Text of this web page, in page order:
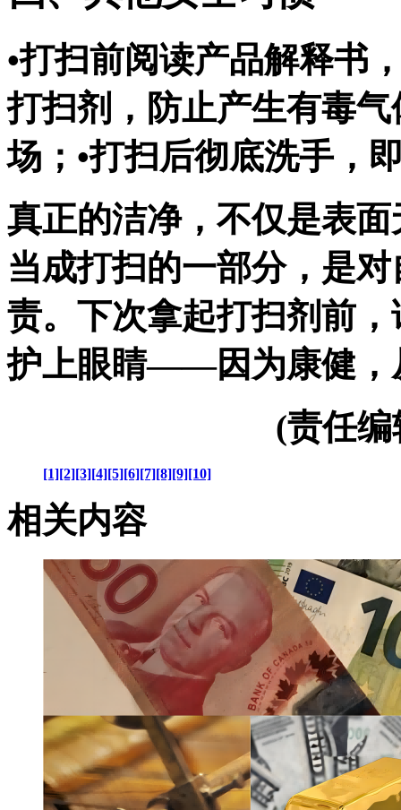
•打扫前阅读产品解释书
打扫剂，防止产生有毒
场；•打扫后彻底洗手，
真正的洁净，不仅是表
当成打扫的一部分，是
责。下次拿起打扫剂前
护上眼睛——因为康健，
(责任
[1][2][3][4][5][6][7][8][9][10]
相关内容